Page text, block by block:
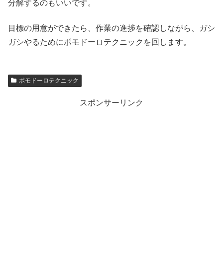
分解するのもいいです。
目標の用意ができたら、作業の進捗を確認しながら、ガシ
ガシやるためにポモドーロテクニックを回します。
ポモドーロテクニック
スポンサーリンク